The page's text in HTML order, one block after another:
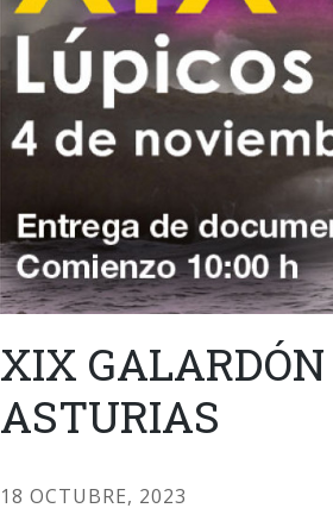
XIX GALARDÓN
ASTURIAS
18 OCTUBRE, 2023